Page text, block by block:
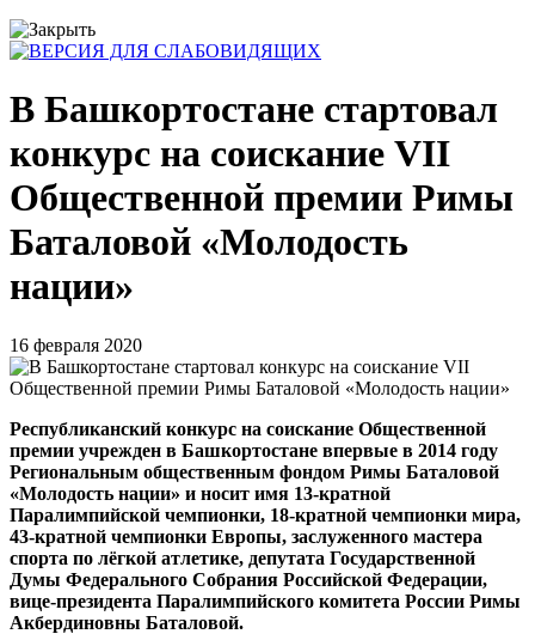
В Башкортостане стартовал
конкурс на соискание VII
Общественной премии Римы
Баталовой «Молодость
нации»
16 февраля 2020
Республиканский конкурс на соискание Общественной
премии учрежден в Башкортостане впервые в 2014 году
Региональным общественным фондом Римы Баталовой
«Молодость нации» и носит имя 13-кратной
Паралимпийской чемпионки, 18-кратной чемпионки мира,
43-кратной чемпионки Европы, заслуженного мастера
спорта по лёгкой атлетике, депутата Государственной
Думы Федерального Собрания Российской Федерации,
вице-президента Паралимпийского комитета России Римы
Акбердиновны Баталовой.